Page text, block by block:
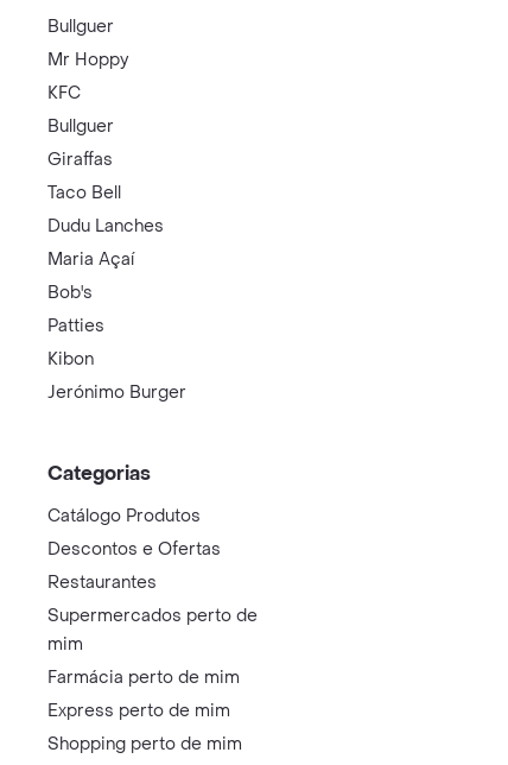
Bullguer
Mr Hoppy
KFC
Bullguer
Giraffas
Taco Bell
Dudu Lanches
Maria Açaí
Bob's
Patties
Kibon
Jerónimo Burger
Categorias
Catálogo Produtos
Descontos e Ofertas
Restaurantes
Supermercados perto de
mim
Farmácia perto de mim
Express perto de mim
Shopping perto de mim